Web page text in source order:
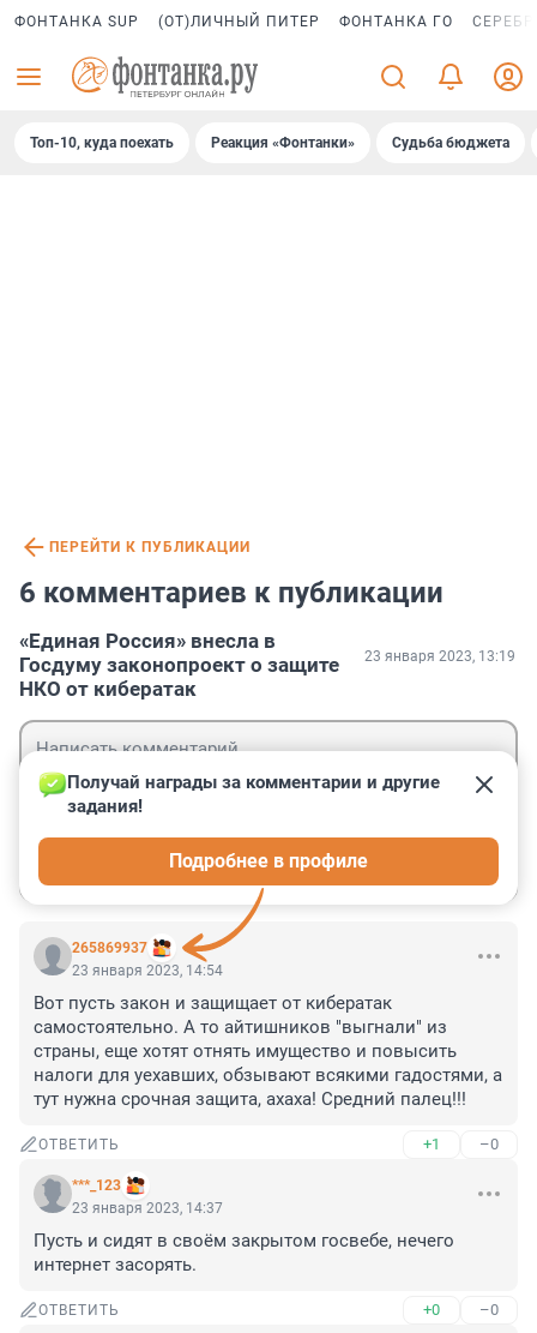
ФОНТАНКА SUP (ОТ)ЛИЧНЫЙ ПИТЕР ФОНТАНКА ГО
Топ-10, куда поехать Реакция «Фонтанки» Судьба бюджета
ПЕРЕЙТИ К ПУБЛИКАЦИИ
6 комментариев к публикации
«Единая Россия» внесла в
Госдуму законопроект о защите
НКО от кибератак
23 января 2023, 13:19
265869937
Получай награды за комментарии и другие
задания!
Подробнее в профиле
23 января 2023, 14:54
Вот пусть закон и защищает от кибератак
самостоятельно. А то айтишников "выгнали" из
страны, еще хотят отнять имущество и повысить
налоги для уехавших, обзывают всякими гадостями, а
тут нужна срочная защита, ахаха! Средний палец!!!
ОТВЕТИТЬ +1 –0
***_123
23 января 2023, 14:37
Пусть и сидят в своём закрытом госвебе, нечего
интернет засорять.
ОТВЕТИТЬ +0 –0